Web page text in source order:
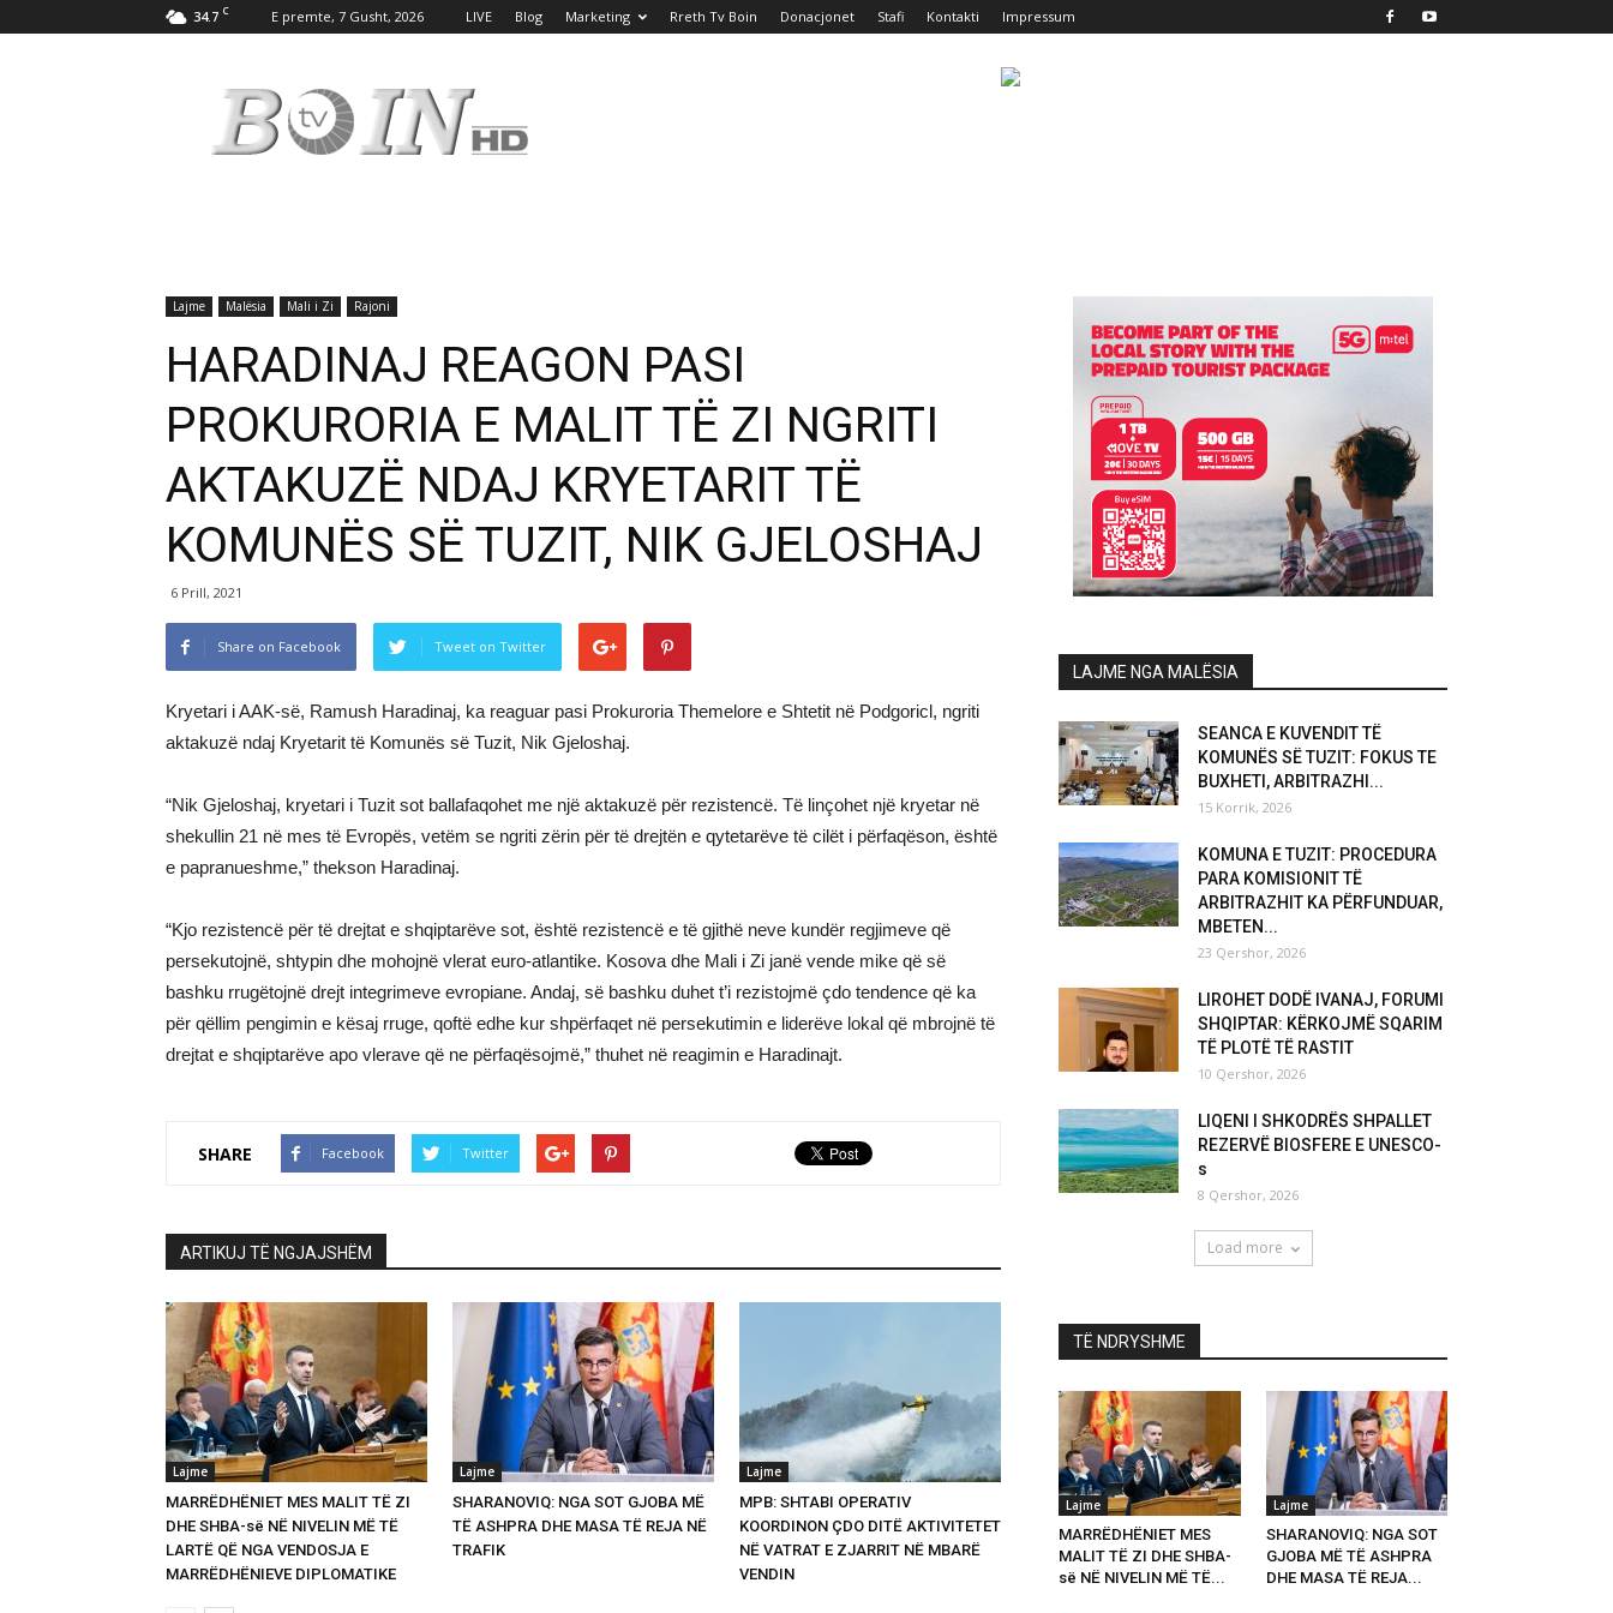
34.7 C E premte, 7 Gusht, 2026 LIVE Blog Marketing Rreth Tv Boin Donacjonet Stafi Kontakti Impressum
Boin
Lajme Malësia Mali i Zi Rajoni
HARADINAJ REAGON PASI
PROKURORIA E MALIT TË ZI NGRITI
AKTAKUZË NDAJ KRYETARIT TË
KOMUNËS SË TUZIT, NIK GJELOSHAJ
6 Prill, 2021
Share on Facebook Tweet on Twitter
Kryetari i AAK-së, Ramush Haradinaj, ka reaguar pasi Prokuroria Themelore e Shtetit në Podgoricl, ngriti
aktakuzë ndaj Kryetarit të Komunës së Tuzit, Nik Gjeloshaj.
“Nik Gjeloshaj, kryetari i Tuzit sot ballafaqohet me një aktakuzë për rezistencë. Të linçohet një kryetar në
shekullin 21 në mes të Evropës, vetëm se ngriti zërin për të drejtën e qytetarëve të cilët i përfaqëson, është
e papranueshme,” thekson Haradinaj.
“Kjo rezistencë për të drejtat e shqiptarëve sot, është rezistencë e të gjithë neve kundër regjimeve që
persekutojnë, shtypin dhe mohojnë vlerat euro-atlantike. Kosova dhe Mali i Zi janë vende mike që së
bashku rrugëtojnë drejt integrimeve evropiane. Andaj, së bashku duhet t’i rezistojmë çdo tendence që ka
për qëllim pengimin e kësaj rruge, qoftë edhe kur shpërfaqet në persekutimin e liderëve lokal që mbrojnë të
drejtat e shqiptarëve apo vlerave që ne përfaqësojmë,” thuhet në reagimin e Haradinajt.
SHARE Facebook Twitter
ARTIKUJ TË NGJAJSHËM
Lajme
MARRËDHËNIET MES MALIT TË ZI
DHE SHBA-së NË NIVELIN MË TË
LARTË QË NGA VENDOSJA E
MARRËDHËNIEVE DIPLOMATIKE
Lajme
SHARANOVIQ: NGA SOT GJOBA MË
TË ASHPRA DHE MASA TË REJA NË
TRAFIK
Lajme
MPB: SHTABI OPERATIV
KOORDINON ÇDO DITË AKTIVITETET
NË VATRAT E ZJARRIT NË MBARË
VENDIN
LAJME NGA MALËSIA
SEANCA E KUVENDIT TË
KOMUNËS SË TUZIT: FOKUS TE
BUXHETI, ARBITRAZHI...
15 Korrik, 2026
KOMUNA E TUZIT: PROCEDURA
PARA KOMISIONIT TË
ARBITRAZHIT KA PËRFUNDUAR,
MBETEN...
23 Qershor, 2026
LIROHET DODË IVANAJ, FORUMI
SHQIPTAR: KËRKOJMË SQARIM
TË PLOTË TË RASTIT
10 Qershor, 2026
LIQENI I SHKODRËS SHPALLET
REZERVË BIOSFERE E UNESCO-
s
8 Qershor, 2026
Load more
TË NDRYSHME
Lajme
MARRËDHËNIET MES
MALIT TË ZI DHE SHBA-
së NË NIVELIN MË TË...
Lajme
SHARANOVIQ: NGA SOT
GJOBA MË TË ASHPRA
DHE MASA TË REJA...